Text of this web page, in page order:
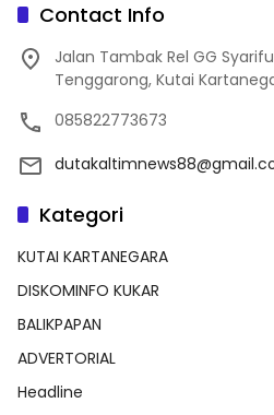
Contact Info
Jalan Tambak Rel GG
Tenggarong, Kutai
085822773673
Kategori
KUTAI KARTANEGARA
DISKOMINFO KUKAR
BALIKPAPAN
ADVERTORIAL
Headline